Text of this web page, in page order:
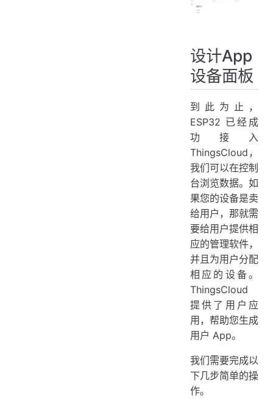
设计App
设备面板
到此为止，
ESP32 已经成
功接入
ThingsCloud，
我们可以在控制
台浏览数据。如
果您的设备是卖
给用户，那就需
要给用户提供相
应的管理软件，
并且为用户分配
相应的设备。
ThingsCloud
提供了用户应
用，帮助您生成
用户 App。
我们需要完成以
下几步简单的操
作。